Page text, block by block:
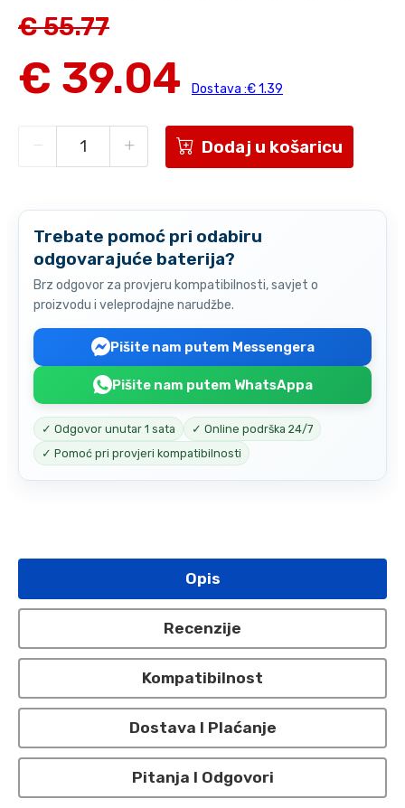
€ 55.77
€ 39.04 Dostava :€ 1.39
Dodaj u košaricu
Trebate pomoć pri odabiru
odgovarajuće baterija?
Brz odgovor za provjeru kompatibilnosti, savjet o
proizvodu i veleprodajne narudžbe.
Pišite nam putem Messengera
Pišite nam putem WhatsAppa
✓ Odgovor unutar 1 sata
✓ Online podrška 24/7
✓ Pomoć pri provjeri kompatibilnosti
Opis
Recenzije
Kompatibilnost
Dostava I Plaćanje
Pitanja I Odgovori